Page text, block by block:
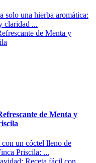
solo una hierba aromática:
claridad ...
de Menta y
un cóctel lleno de
Priscila: ...